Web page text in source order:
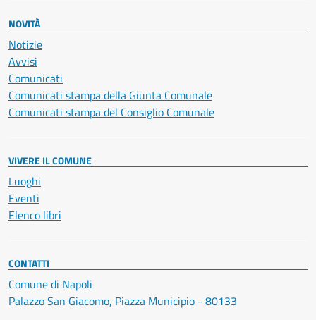
NOVITÀ
Notizie
Avvisi
Comunicati
Comunicati stampa della Giunta Comunale
Comunicati stampa del Consiglio Comunale
VIVERE IL COMUNE
Luoghi
Eventi
Elenco libri
CONTATTI
Comune di Napoli
Palazzo San Giacomo, Piazza Municipio - 80133